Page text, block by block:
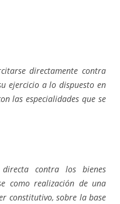
directamente contra
ejercicio a lo dispuesto en
las especialidades que se
directa contra los bienes
como realización de una
constitutivo, sobre la base